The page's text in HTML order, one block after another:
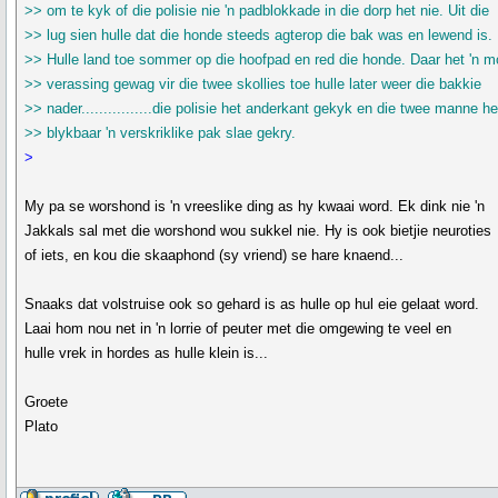
>> om te kyk of die polisie nie 'n padblokkade in die dorp het nie. Uit die
>> lug sien hulle dat die honde steeds agterop die bak was en lewend is.
>> Hulle land toe sommer op die hoofpad en red die honde. Daar het 'n
>> verassing gewag vir die twee skollies toe hulle later weer die bakkie
>> nader................die polisie het anderkant gekyk en die twee manne
>> blykbaar 'n verskriklike pak slae gekry.
>
My pa se worshond is 'n vreeslike ding as hy kwaai word. Ek dink nie 'n
Jakkals sal met die worshond wou sukkel nie. Hy is ook bietjie neuroties
of iets, en kou die skaaphond (sy vriend) se hare knaend...
Snaaks dat volstruise ook so gehard is as hulle op hul eie gelaat word.
Laai hom nou net in 'n lorrie of peuter met die omgewing te veel en
hulle vrek in hordes as hulle klein is...
Groete
Plato